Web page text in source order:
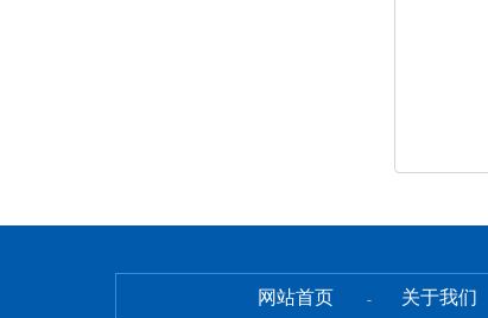
网站首页 - 关于我们